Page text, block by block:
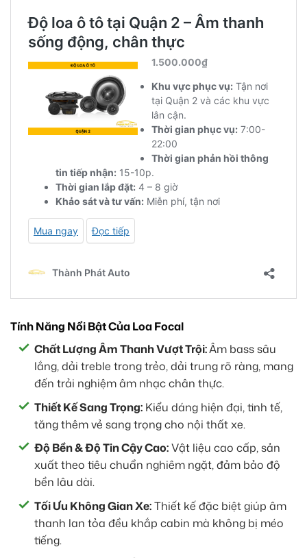
Tính Năng Nổi Bật Của Loa Focal
Chất Lượng Âm Thanh Vượt Trội:Âm bass sâu
lắng, dải treble trong trẻo, dải trung rõ ràng, mang
đến trải nghiệm âm nhạc chân thực.
Thiết Kế Sang Trọng: Kiểu dáng hiện đại, tinh tế,
tăng thêm vẻ sang trọng cho nội thất xe.
Độ Bền & Độ Tin Cậy Cao:Vật liệu cao cấp, sản
xuất theo tiêu chuẩn nghiêm ngặt, đảm bảo độ
bền lâu dài.
Tối Ưu Không Gian Xe:Thiết kế đặc biệt giúp âm
thanh lan tỏa đều khắp cabin mà không bị méo
tiếng.